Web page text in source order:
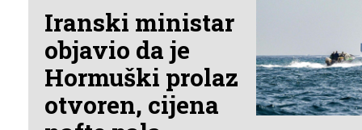
Iranski ministar
objavio da je
Hormuški prolaz
otvoren, cijena